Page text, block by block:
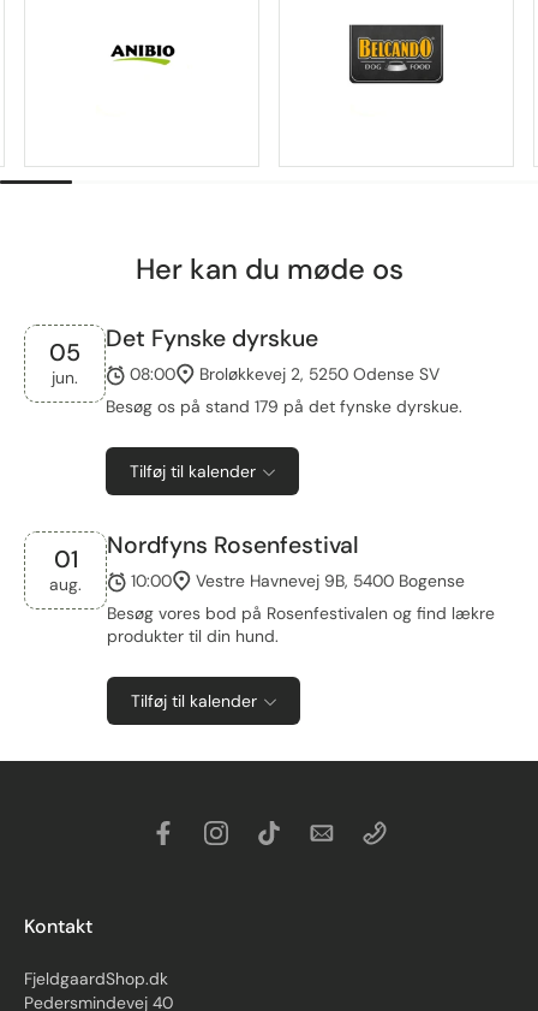
Her kan du møde os
05
jun.
Det Fynske dyrskue
08:00
Broløkkevej 2, 5250 Odense SV
Besøg os på stand 179 på det fynske dyrskue.
Tilføj til kalender
01
aug.
Nordfyns Rosenfestival
10:00
Vestre Havnevej 9B, 5400 Bogense
Besøg vores bod på Rosenfestivalen og find lækre
produkter til din hund.
Tilføj til kalender
Kontakt
FjeldgaardShop.dk
Pedersmindevej 40